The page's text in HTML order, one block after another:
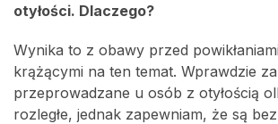
otyłości. Dlaczego?
Wynika to z obawy przed
krążącymi na ten temat. Wprawdzie
przeprowadzane u osób z otyłością
rozległe, jednak zapewniam, że są